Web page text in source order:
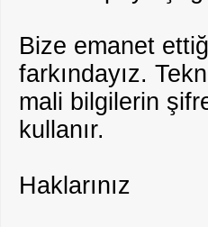
Bize emanet
farkındayız.
mali bilgilerin
kullanır.
Haklarınız